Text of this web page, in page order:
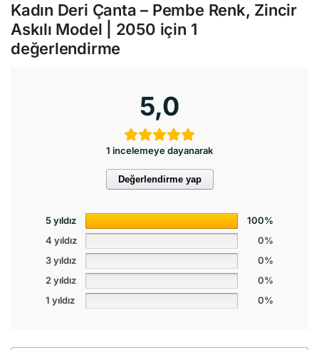
Kadın Deri Çanta – Pembe Renk, Zincir
Askılı Model | 2050 için 1
değerlendirme
5,0
1 incelemeye dayanarak
Değerlendirme yap
5 yıldız
100%
4 yıldız
0%
3 yıldız
0%
2 yıldız
0%
1 yıldız
0%